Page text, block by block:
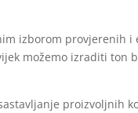
izborom provjerenih
možemo izraditi ton
proizvoljnih